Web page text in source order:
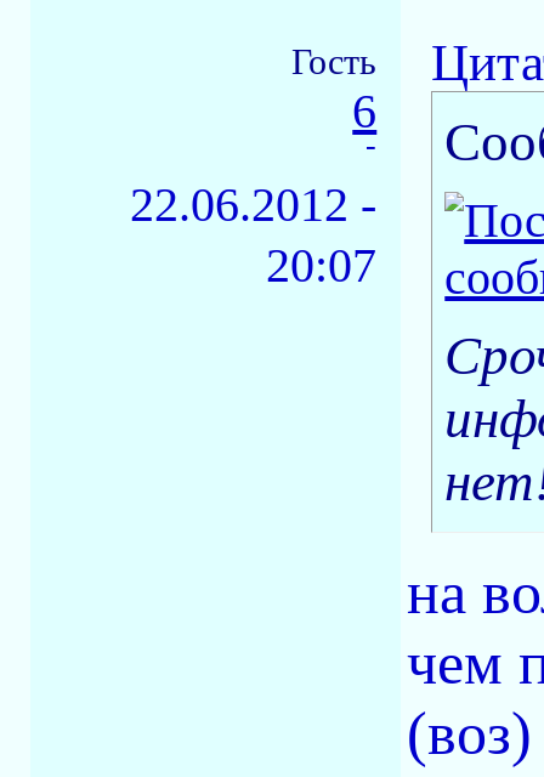
Гость
6
-
22.06.2012 -
20:07
на
чем